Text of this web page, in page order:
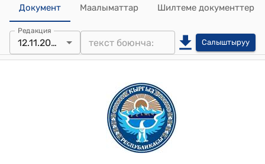
Документ Маалыматтар Шилтеме документтер
Редакция
12.11.2020 Салыштыруу